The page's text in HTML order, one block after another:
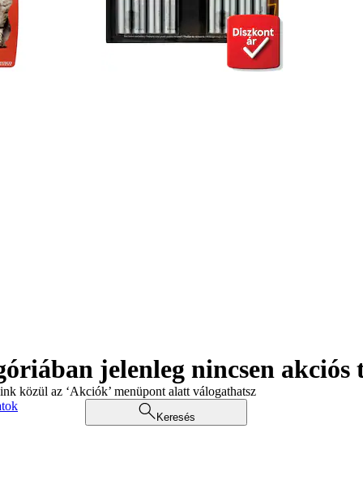
jelenleg nincsen akciós
közül az ‘Akciók’ menüpont alatt válogathatsz
Keresés